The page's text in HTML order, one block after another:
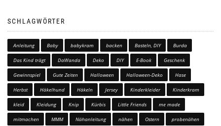
SCHLAGWÖRTER
Anleitung Baby babykram backen Basteln, DIY Burda
Das Kind trägt DaWanda Deko DIY E-Book Geschenk
Gewinnspiel Gute Zeiten Halloween Halloween-Deko Hase
Herbst Häkelhund Häkeln Jersey Kinderkleider Kinderkram
kleid Kleidung Knip Kürbis Little Friends me made
mitmachen MMM Nähanleitung nähen Ostern probenähen